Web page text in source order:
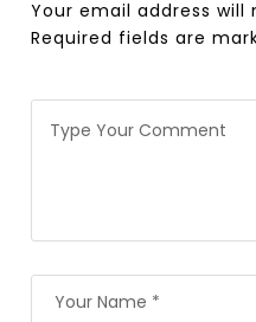
Your email address will
Required fields are